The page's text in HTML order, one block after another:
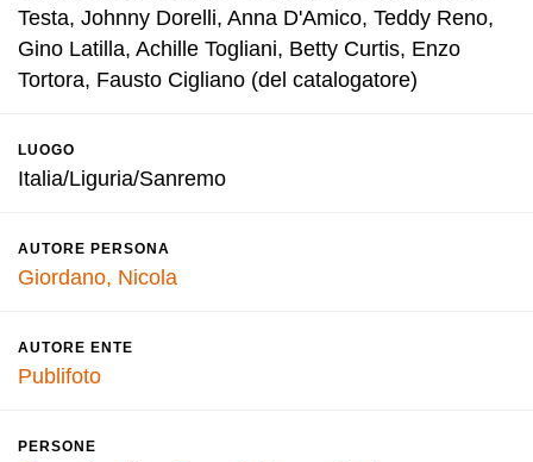
Testa, Johnny Dorelli, Anna D'Amico, Teddy Reno,
Gino Latilla, Achille Togliani, Betty Curtis, Enzo
Tortora, Fausto Cigliano (del catalogatore)
LUOGO
Italia/Liguria/Sanremo
AUTORE PERSONA
Giordano, Nicola
AUTORE ENTE
Publifoto
PERSONE